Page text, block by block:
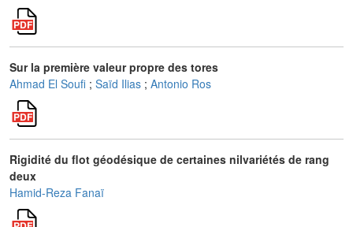
Sur la première valeur propre des tores
Ahmad El Soufi ; Saïd Ilias ; Antonio Ros
Rigidité du flot géodésique de certaines nilvariétés de rang
deux
Hamid-Reza Fanaï